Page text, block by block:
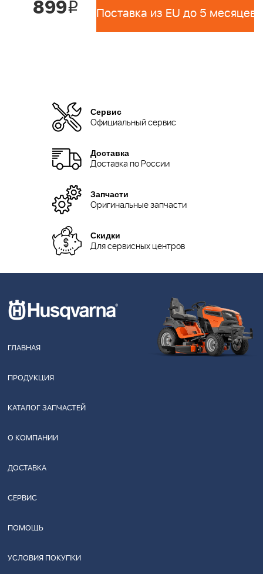
899i Поставка из EU до 5 месяцев
Сервис
Официальный сервис
Доставка
Доставка по России
Запчасти
Оригинальные запчасти
Скидки
Для сервисных центров
ГЛАВНАЯ
ПРОДУКЦИЯ
КАТАЛОГ ЗАПЧАСТЕЙ
О КОМПАНИИ
ДОСТАВКА
СЕРВИС
ПОМОЩЬ
УСЛОВИЯ ПОКУПКИ